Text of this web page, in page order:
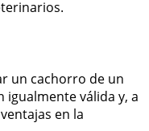
un cachorro de un
igualmente válida y, a
en la